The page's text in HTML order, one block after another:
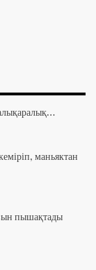
маньяктан
пышақтады